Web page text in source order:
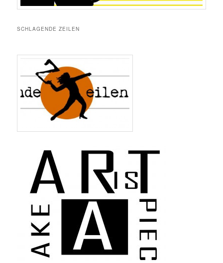
SCHLAGENDE ZEILEN